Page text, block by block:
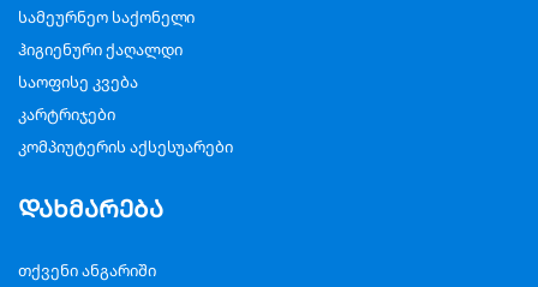
სამეურნეო საქონელი
ჰიგიენური ქაღალდი
საოფისე კვება
კარტრიჯები
კომპიუტერის აქსესუარები
დახმარება
თქვენი ანგარიში